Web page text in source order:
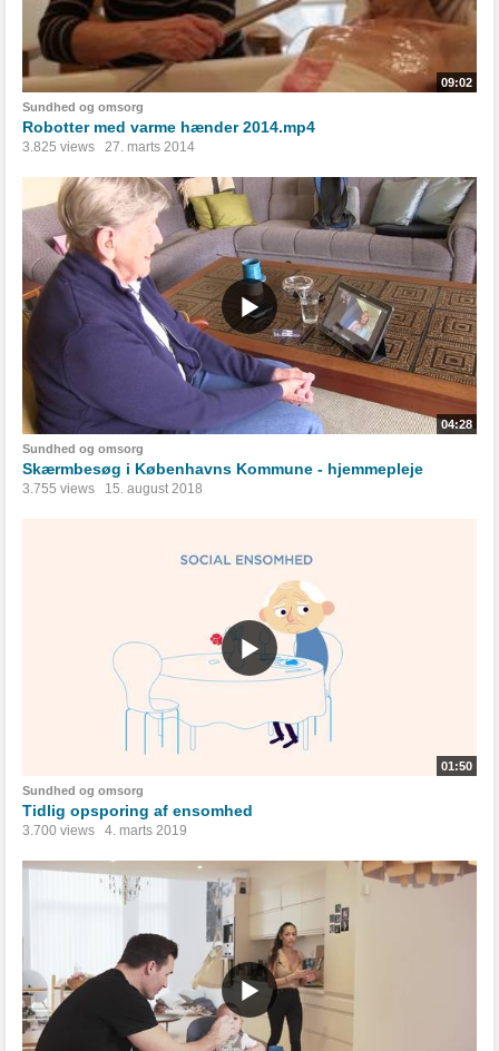
09:02
Sundhed og omsorg
Robotter med varme hænder 2014.mp4
3.825 views 27. marts 2014
04:28
Sundhed og omsorg
Skærmbesøg i Københavns Kommune - hjemmepleje
3.755 views 15. august 2018
01:50
Sundhed og omsorg
Tidlig opsporing af ensomhed
3.700 views 4. marts 2019